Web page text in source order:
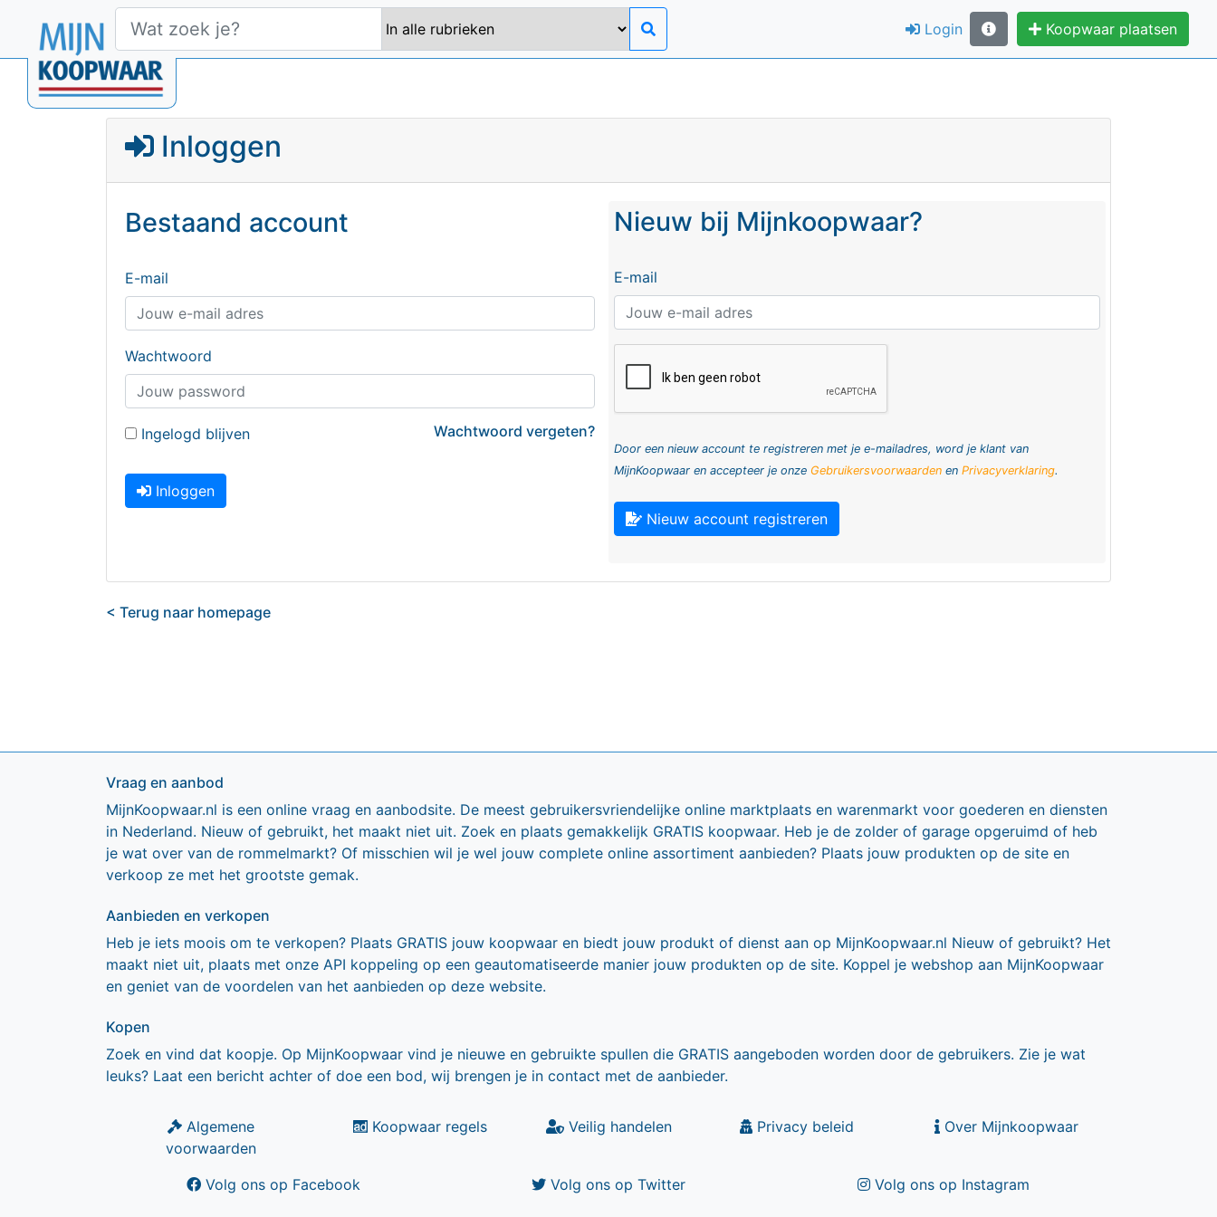
Login Koopwaar plaatsen
Inloggen
Bestaand account
E-mail
Wachtwoord
Wachtwoord vergeten?
Ingelogd blijven
Inloggen
Nieuw bij Mijnkoopwaar?
E-mail
Door een nieuw account te registreren met je e-mailadres, word je klant van
MijnKoopwaar en accepteer je onze Gebruikersvoorwaarden en Privacyverklaring.
Nieuw account registreren
< Terug naar homepage
Vraag en aanbod
MijnKoopwaar.nl is een online vraag en aanbodsite. De meest gebruikersvriendelijke online marktplaats en warenmarkt voor goederen en diensten
in Nederland. Nieuw of gebruikt, het maakt niet uit. Zoek en plaats gemakkelijk GRATIS koopwaar. Heb je de zolder of garage opgeruimd of heb
je wat over van de rommelmarkt? Of misschien wil je wel jouw complete online assortiment aanbieden? Plaats jouw produkten op de site en
verkoop ze met het grootste gemak.
Aanbieden en verkopen
Heb je iets moois om te verkopen? Plaats GRATIS jouw koopwaar en biedt jouw produkt of dienst aan op MijnKoopwaar.nl Nieuw of gebruikt? Het
maakt niet uit, plaats met onze API koppeling op een geautomatiseerde manier jouw produkten op de site. Koppel je webshop aan MijnKoopwaar
en geniet van de voordelen van het aanbieden op deze website.
Kopen
Zoek en vind dat koopje. Op MijnKoopwaar vind je nieuwe en gebruikte spullen die GRATIS aangeboden worden door de gebruikers. Zie je wat
leuks? Laat een bericht achter of doe een bod, wij brengen je in contact met de aanbieder.
Algemene
voorwaarden
Koopwaar regels Veilig handelen Privacy beleid Over Mijnkoopwaar
Volg ons op Facebook Volg ons op Twitter Volg ons op Instagram